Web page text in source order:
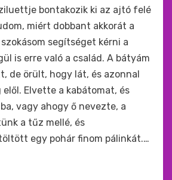
bontakozik ki az ajtó felé
miért dobbant akkorát a
segítséget kérni a
is erre való a család. A bátyám
de örült, hogy lát, és azonnal
Elvette a kabátomat, és
vagy ahogy ő nevezte, a
a tűz mellé, és
egy pohár finom pálinkát.…